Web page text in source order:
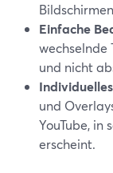
Einfache
wechselnde
und nicht
und
YouTube, in
erscheint.